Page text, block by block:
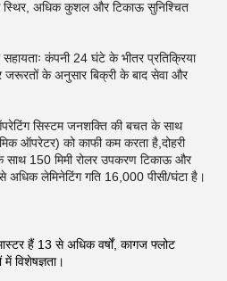
स्थिर, अधिक कुशल और टिकाऊ सुनिश्चित
कंपनी 24 घंटे के भीतर प्रतिक्रिया
के अनुसार बिक्री के बाद सेवा और
सिस्टम जनशक्ति की बचत के साथ
ऑपरेटर) को काफी कम करता है,दोहरी
साथ 150 मिमी रोलर उपकरण टिकाऊ और
लेमिनेटिंग गति 16,000 पीसी/घंटा है।
हैं 13 से अधिक वर्षों, कागज फ्लोट
विशेषज्ञता।